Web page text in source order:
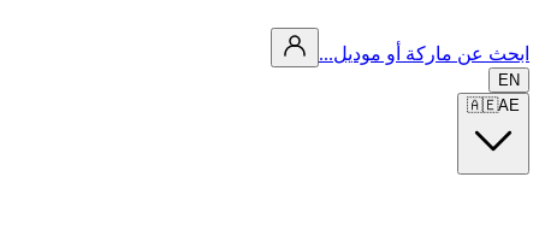
ابحث عن ماركة أو موديل...
EN
🇦🇪AE